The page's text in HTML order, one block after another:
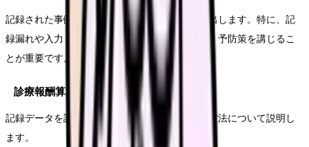
記録された事例を基に、システムの改善点を見出します。特に、記
録漏れや入力ミスが発生しやすい場面を特定し、予防策を講じるこ
とが重要です。
診療報酬算定に向けた記録の活用
記録データを診療報酬算定に効果的に活用する方法について説明し
ます。